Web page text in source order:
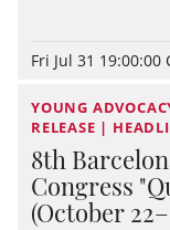
Fri Jul 31 19:00:00
YOUNG
RELEASE |
8th
Congress
(October